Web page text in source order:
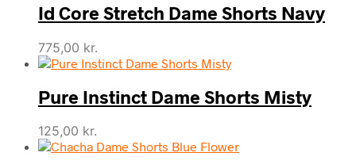
Id Core Stretch Dame Shorts Navy
775,00 kr.
Pure Instinct Dame Shorts Misty
125,00 kr.